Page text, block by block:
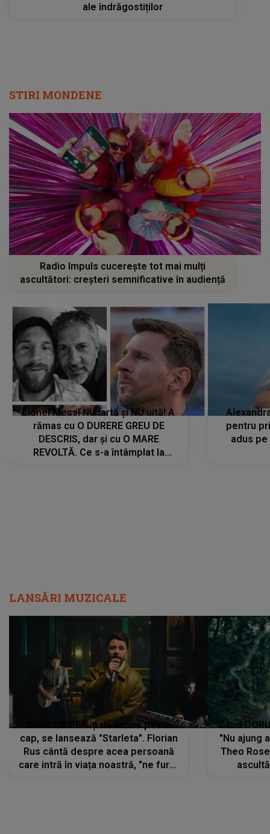
ale îndrăgostiților
STIRI MONDENE
Radio Impuls cucerește tot mai mulți
ascultători: creșteri semnificative în audiență
Lionel Messi NU iartă și NU uită! A
rămas cu O DURERE GREU DE
DESCRIS, dar și cu O MARE
REVOLTĂ. Ce s-a întâmplat la
pentru
adus
LANSĂRI MUZICALE
Când IUBIREA îți dă lumea peste
cap, se lansează "Starleta". Florian
Rus cântă despre acea persoană
care intră în viața noastră, "ne fură"
Când
"Nu ajung
Theo